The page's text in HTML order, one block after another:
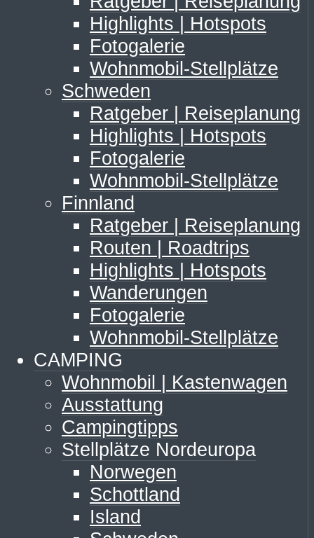
Highlights | Hotspots
Fotogalerie
Wohnmobil-Stellplätze
Schweden
Ratgeber | Reiseplanung
Highlights | Hotspots
Fotogalerie
Wohnmobil-Stellplätze
Finnland
Ratgeber | Reiseplanung
Routen | Roadtrips
Highlights | Hotspots
Wanderungen
Fotogalerie
Wohnmobil-Stellplätze
CAMPING
Wohnmobil | Kastenwagen
Ausstattung
Campingtipps
Stellplätze Nordeuropa
Norwegen
Schottland
Island